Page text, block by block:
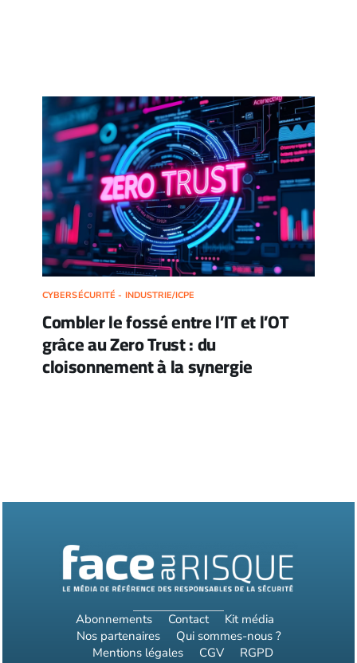
CYBERSÉCURITÉ - INDUSTRIE/ICPE
Combler le fossé entre l’IT et l’OT
grâce au Zero Trust : du
cloisonnement à la synergie
Abonnements Contact
Kit média
Nos partenaires
Qui sommes-nous ?
Mentions légales
CGV RGPD